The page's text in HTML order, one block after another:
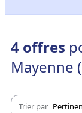
4 offres
Mayenne
Trier par